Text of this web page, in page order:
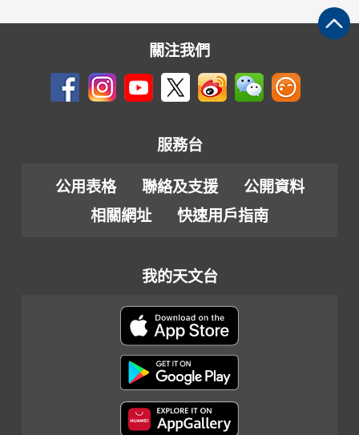
關注我們
服務台
公用表格 聯絡及支援
公開資料
相關網址
快速用戶指南
我的天文台